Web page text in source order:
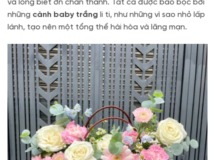
và lòng biết ơn chân thành. Tất cả được bao bọc bởi
những cành baby trắng li ti, như những vì sao nhỏ lấp
lánh, tạo nên một tổng thể hài hòa và lãng mạn.